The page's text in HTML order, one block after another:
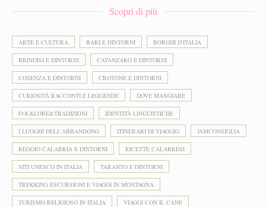
Scopri di più
ARTE E CULTURA BARI E DINTORNI BORGHI D'ITALIA
BRINDISI E DINTORNI CATANZARO E DINTORNI
COSENZA E DINTORNI CROTONE E DINTORNI
CURIOSITÀ RACCONTI E LEGGENDE DOVE MANGIARE
FOLKLORE&TRADIZIONI IDENTITÀ LINGUISTICHE
I LUOGHI DELL'ABBANDONO ITINERARI DI VIAGGIO JAMCONSIGLIA
REGGIO CALABRIA E DINTORNI RICETTE CALABRESI
SITI UNESCO IN ITALIA TARANTO E DINTORNI
TREKKING ESCURSIONI E VIAGGI IN MONTAGNA
TURISMO RELIGIOSO IN ITALIA VIAGGI CON IL CANE